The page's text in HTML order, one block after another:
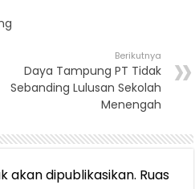
Berikutnya
Daya Tampung PT Tidak
Sebanding Lulusan Sekolah
Menengah
akan dipublikasikan. Ruas